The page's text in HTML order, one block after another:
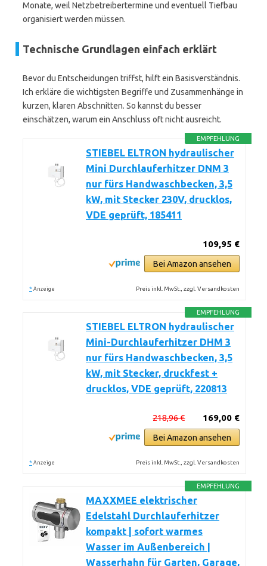
Monate, weil Netzbetreibertermine und eventuell Tiefbau
organisiert werden müssen.
Technische Grundlagen einfach erklärt
Bevor du Entscheidungen triffst, hilft ein Basisverständnis.
Ich erkläre die wichtigsten Begriffe und Zusammenhänge in
kurzen, klaren Abschnitten. So kannst du besser
einschätzen, warum ein Anschluss oft nicht ausreicht.
EMPFEHLUNG
STIEBEL ELTRON hydraulischer
Mini Durchlauferhitzer DNM 3
nur fürs Handwaschbecken, 3,5
kW, mit Stecker 230V, drucklos,
VDE geprüft, 185411
109,95 €
Bei Amazon ansehen
* Anzeige Preis inkl. MwSt., zzgl. Versandkosten
EMPFEHLUNG
STIEBEL ELTRON hydraulischer
Mini-Durchlauferhitzer DHM 3
nur fürs Handwaschbecken, 3,5
kW, mit Stecker, druckfest +
drucklos, VDE geprüft, 220813
169,00 €
218,96 €
Bei Amazon ansehen
* Anzeige Preis inkl. MwSt., zzgl. Versandkosten
EMPFEHLUNG
MAXXMEE elektrischer
Edelstahl Durchlauferhitzer
kompakt | sofort warmes
Wasser im Außenbereich |
Wasserhahn für Garten, Garage,